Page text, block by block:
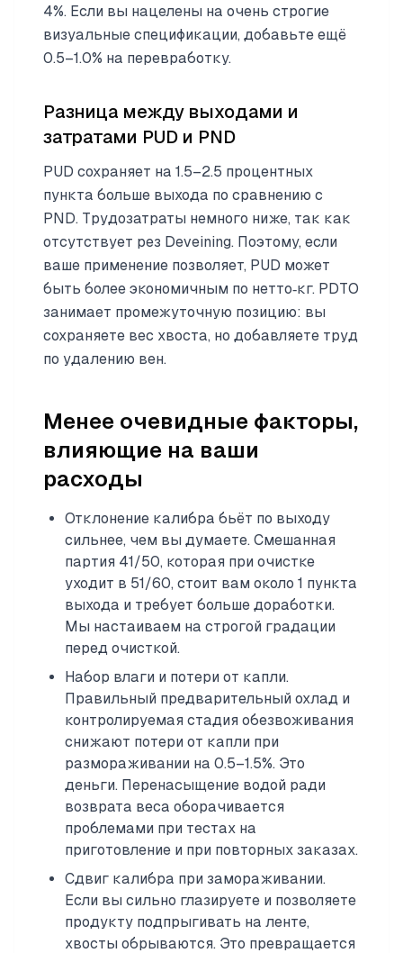
4%. Если вы нацелены на очень строгие
визуальные спецификации, добавьте ещё
0.5–1.0% на перевработку.
Разница между выходами и
затратами PUD и PND
PUD сохраняет на 1.5–2.5 процентных
пункта больше выхода по сравнению с
PND. Трудозатраты немного ниже, так как
отсутствует рез Deveining. Поэтому, если
ваше применение позволяет, PUD может
быть более экономичным по нетто‑кг. PDTO
занимает промежуточную позицию: вы
сохраняете вес хвоста, но добавляете труд
по удалению вен.
Менее очевидные факторы,
влияющие на ваши
расходы
Отклонение калибра бьёт по выходу
сильнее, чем вы думаете. Смешанная
партия 41/50, которая при очистке
уходит в 51/60, стоит вам около 1 пункта
выхода и требует больше доработки.
Мы настаиваем на строгой градации
перед очисткой.
Набор влаги и потери от капли.
Правильный предварительный охлад и
контролируемая стадия обезвоживания
снижают потери от капли при
размораживании на 0.5–1.5%. Это
деньги. Перенасыщение водой ради
возврата веса оборачивается
проблемами при тестах на
приготовление и при повторных заказах.
Сдвиг калибра при замораживании.
Если вы сильно глазируете и позволяете
продукту подпрыгивать на ленте,
хвосты обрываются. Это превращается